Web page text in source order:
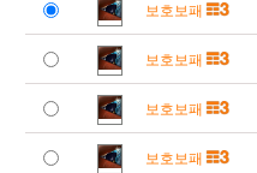
보호보패
보호보패
보호보패
보호보패